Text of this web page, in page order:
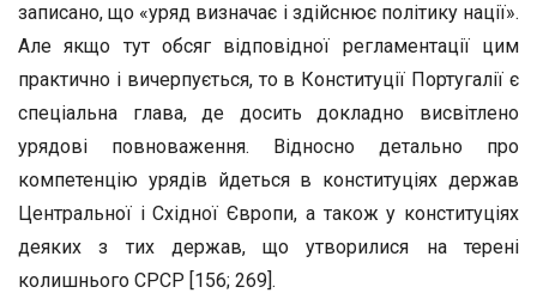
записано, що «уряд визначає і здійснює політику нації».
Але якщо тут обсяг відповідної регламентації цим
практично і вичерпується, то в Конституції Португалії є
спеціальна глава, де досить докладно висвітлено
урядові повноваження. Відносно детально про
компетенцію урядів йдеться в конституціях держав
Центральної і Східної Європи, а також у конституціях
деяких з тих держав, що утворилися на терені
колишнього СРСР [156; 269].